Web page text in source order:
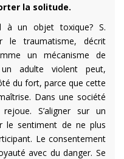
la solitude.
à un objet toxique? S.
le traumatisme, décrit
un mécanisme de
adulte violent peut,
du fort, parce que cette
Dans une société
S’aligner sur un
le sentiment de ne plus
Le consentement
avec du danger. Se